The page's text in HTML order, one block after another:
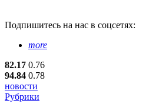
Подпишитесь на нас в соцсетях:
more
82.17 0.76
94.84 0.78
новости
Рубрики